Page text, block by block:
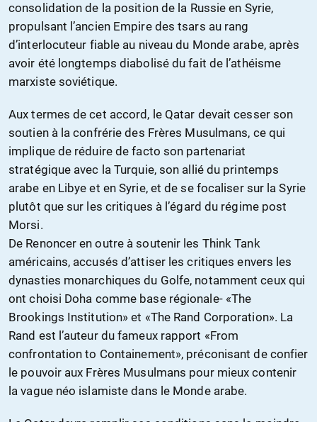
consolidation de la position de la Russie en Syrie,
propulsant l’ancien Empire des tsars au rang
d’interlocuteur fiable au niveau du Monde arabe, après
avoir été longtemps diabolisé du fait de l’athéisme
marxiste soviétique.
Aux termes de cet accord, le Qatar devait cesser son
soutien à la confrérie des Frères Musulmans, ce qui
implique de réduire de facto son partenariat
stratégique avec la Turquie, son allié du printemps
arabe en Libye et en Syrie, et de se focaliser sur la Syrie
plutôt que sur les critiques à l’égard du régime post
Morsi.
De Renoncer en outre à soutenir les Think Tank
américains, accusés d’attiser les critiques envers les
dynasties monarchiques du Golfe, notamment ceux qui
ont choisi Doha comme base régionale- «The
Brookings Institution» et «The Rand Corporation». La
Rand est l’auteur du fameux rapport «From
confrontation to Containement», préconisant de confier
le pouvoir aux Frères Musulmans pour mieux contenir
la vague néo islamiste dans le Monde arabe.